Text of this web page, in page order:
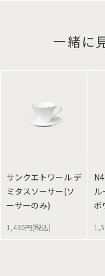
一緒に
サンクエトワール デ
ミタスソーサー(ソ
ーサーのみ)
1,430円(税込)
ル
ボ